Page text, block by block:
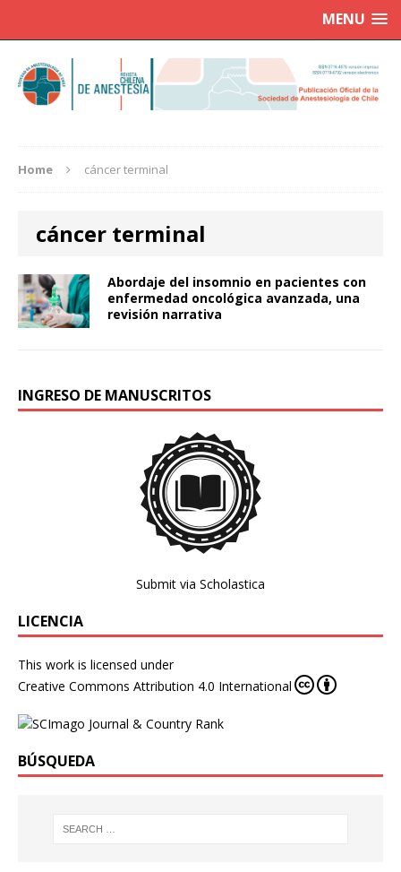
MENU
Home cáncer terminal
cáncer terminal
Abordaje del insomnio en pacientes con
enfermedad oncológica avanzada, una
revisión narrativa
INGRESO DE MANUSCRITOS
Submit via Scholastica
LICENCIA
This work is licensed under
Creative Commons Attribution 4.0 International
BÚSQUEDA